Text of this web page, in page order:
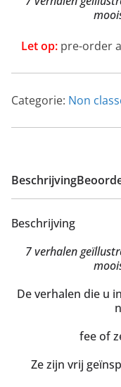
Let op:pre-order
Categorie: Non
Beschrijving
Beschrijving
7 verhalen
De verhalen die u
fee of
Ze zijn vrij